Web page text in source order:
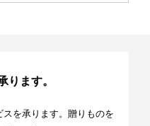
ります。
を承ります。贈りものを